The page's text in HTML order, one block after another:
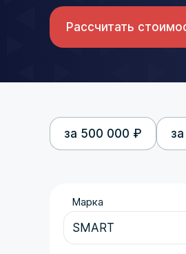
Рассчитать
за 500 000 ₽
Марка